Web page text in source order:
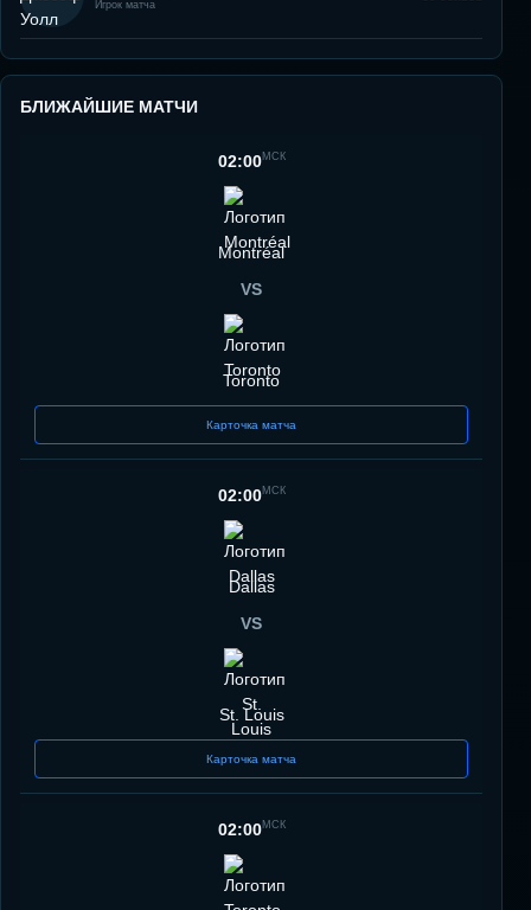
Игрок матча
БЛИЖАЙШИЕ МАТЧИ
02:00МСК
Montréal
VS
Toronto
Карточка матча
02:00МСК
Dallas
VS
St. Louis
Карточка матча
02:00МСК